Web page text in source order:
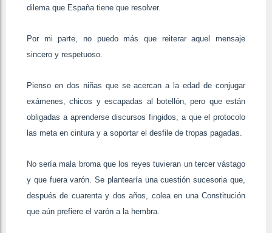
dilema que España tiene que resolver.
Por mi parte, no puedo más que reiterar aquel mensaje
sincero y respetuoso.
Pienso en dos niñas que se acercan a la edad de conjugar
exámenes, chicos y escapadas al botellón, pero que están
obligadas a aprenderse discursos fingidos, a que el protocolo
las meta en cintura y a soportar el desfile de tropas pagadas.
No sería mala broma que los reyes tuvieran un tercer vástago
y que fuera varón. Se plantearía una cuestión sucesoria que,
después de cuarenta y dos años, colea en una Constitución
que aún prefiere el varón a la hembra.